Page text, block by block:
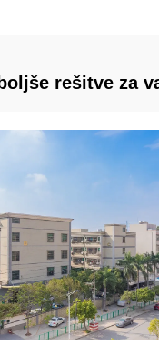
rešitve za